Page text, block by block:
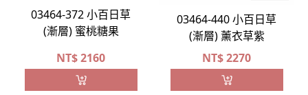
03464-372 小百日草
(漸層) 蜜桃糖果
NT$2160
03464-440 小百日草
(漸層) 薰衣草紫
NT$2270